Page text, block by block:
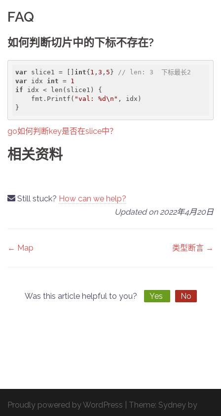
FAQ
如何判断切片中的下标不存在?
var slice1 = [] int{ 1 , 3 , 5 } // len: 3  下标最长2
var idx int = 1
if idx < len(slice1) {
    fmt.Printf(
"val: %d\n" , idx)
}
go如何判断key是否在slice中？
相关资料
Still stuck? How can we help?
Updated on 2022年4月20日
Doc
← Map 类型断言 →
Was this article helpful to you? Yes No
Proudly powered by WordPress Theme: Sydney by